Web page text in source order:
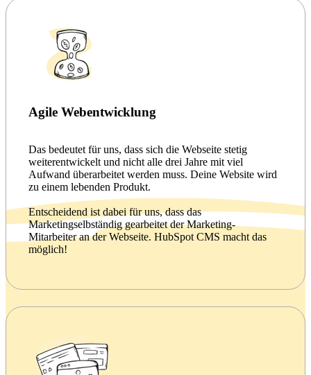
Agile Webentwicklung
Das bedeutet für uns, dass sich die Webseite stetig
weiterentwickelt und nicht alle drei Jahre mit viel
Aufwand überarbeitet werden muss. Deine Website wird
zu einem lebenden Produkt.
Entscheidend ist dabei für uns, dass das
Marketingselbständig gearbeitet der Marketing-
Mitarbeiter an der Webseite. HubSpot CMS macht das
möglich!